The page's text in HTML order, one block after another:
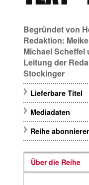
Begründet von
Redaktion:
Michael Scheffel
Leitung der
Stockinger
Lieferbare Titel
Mediadaten
Reihe
Über die Reihe